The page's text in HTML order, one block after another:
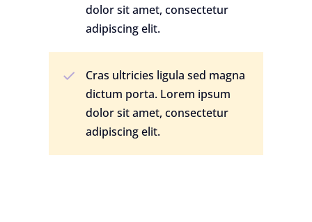
dolor sit amet, consectetur
adipiscing elit.
Cras ultricies ligula sed magna
dictum porta. Lorem ipsum
dolor sit amet, consectetur
adipiscing elit.